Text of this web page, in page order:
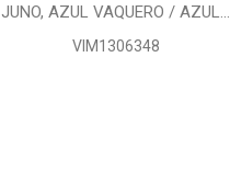
JUNO, AZUL VAQUERO / AZUL...
VIM1306348